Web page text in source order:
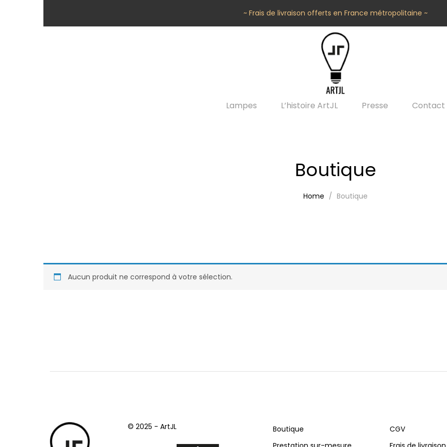
~ Frais de livraison offerts en France métropolitaine ~
Lampes L’histoire ArtJL Presse Contact
Boutique
Home Boutique
Aucun produit ne correspond à votre sélection.
© 2025 - ArtJL
Boutique
CGV